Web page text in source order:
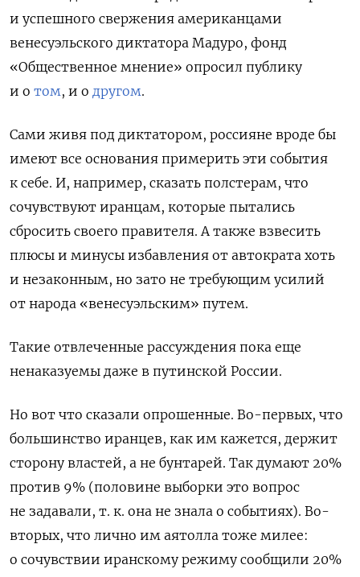
и успешного свержения американцами
венесуэльского диктатора Мадуро, фонд
«Общественное мнение» опросил публику
и о том, и о другом.
Сами живя под диктатором, россияне вроде бы
имеют все основания примерить эти события
к себе. И, например, сказать полстерам, что
сочувствуют иранцам, которые пытались
сбросить своего правителя. А также взвесить
плюсы и минусы избавления от автократа хоть
и незаконным, но зато не требующим усилий
от народа «венесуэльским» путем.
Такие отвлеченные рассуждения пока еще
ненаказуемы даже в путинской России.
Но вот что сказали опрошенные. Во-первых, что
большинство иранцев, как им кажется, держит
сторону властей, а не бунтарей. Так думают 20%
против 9% (половине выборки это вопрос
не задавали, т. к. она не знала о событиях). Во-
вторых, что лично им аятолла тоже милее:
о сочувствии иранскому режиму сообщили 20%